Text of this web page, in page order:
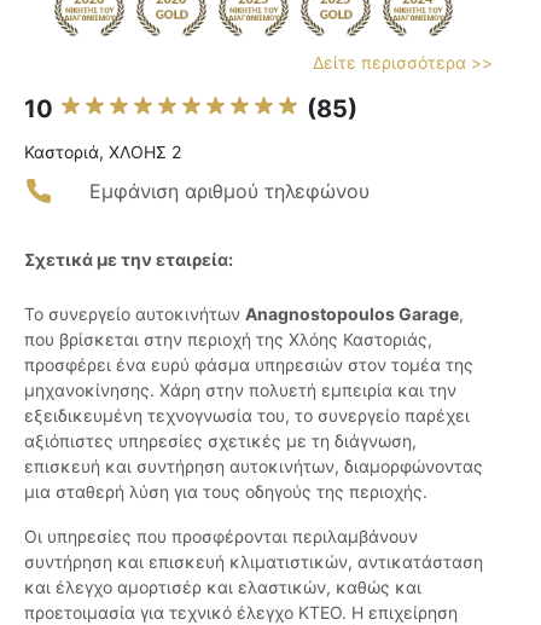
Δείτε περισσότερα >>
10 (85)
Καστοριά, ΧΛΟΗΣ 2
Εμφάνιση αριθμού τηλεφώνου
Σχετικά με την εταιρεία:
Το συνεργείο αυτοκινήτων Anagnostopoulos Garage,
που βρίσκεται στην περιοχή της Χλόης Καστοριάς,
προσφέρει ένα ευρύ φάσμα υπηρεσιών στον τομέα της
μηχανοκίνησης. Χάρη στην πολυετή εμπειρία και την
εξειδικευμένη τεχνογνωσία του, το συνεργείο παρέχει
αξιόπιστες υπηρεσίες σχετικές με τη διάγνωση,
επισκευή και συντήρηση αυτοκινήτων, διαμορφώνοντας
μια σταθερή λύση για τους οδηγούς της περιοχής.
Οι υπηρεσίες που προσφέρονται περιλαμβάνουν
συντήρηση και επισκευή κλιματιστικών, αντικατάσταση
και έλεγχο αμορτισέρ και ελαστικών, καθώς και
προετοιμασία για τεχνικό έλεγχο ΚΤΕΟ. Η επιχείρηση